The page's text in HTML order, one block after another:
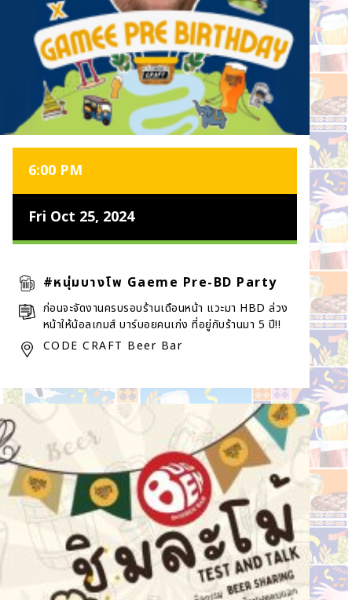
6:00 PM
Fri Oct 25, 2024
#หนุ่มบางโพ Gaeme Pre-BD Party
ก่อนจะจัดงานครบรอบร้านเดือนหน้า แวะมา HBD ล่วง
หน้าให้น้อลเกมส์ บาร์บอยคนเก่ง ที่อยู่กับร้านมา 5 ปี!!
CODE CRAFT Beer Bar